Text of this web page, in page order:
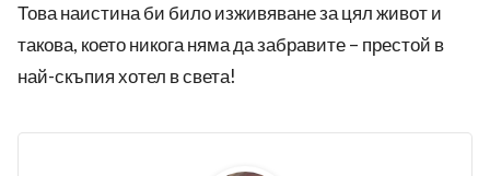
Това наистина би било изживяване за цял живот и
такова, което никога няма да забравите – престой в
най-скъпия хотел в света!